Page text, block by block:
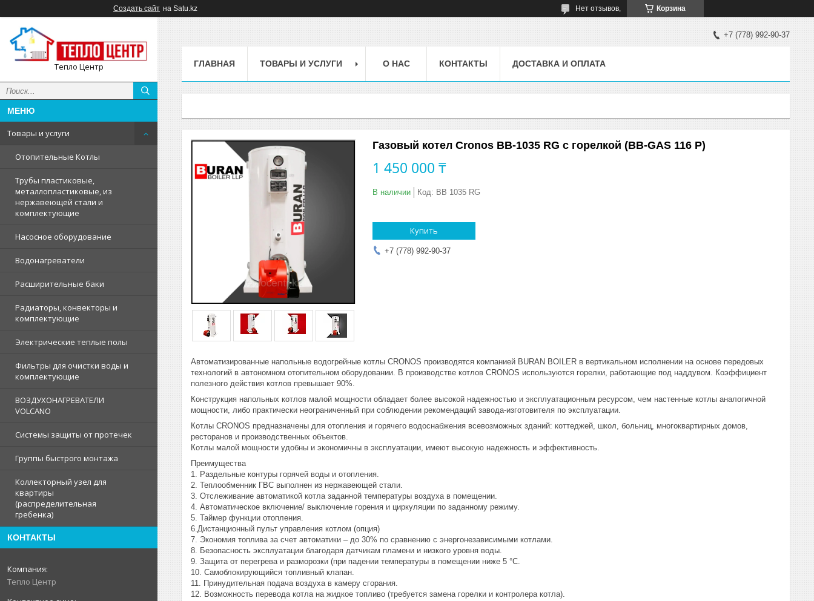
Создать сайт на Satu.kz Корзина
Нет отзывов,
Тепло Центр
Товары и услуги
Отопительные Котлы
Трубы пластиковые,
металлопластиковые, из
нержавеющей стали и
комплектующие
Насосное оборудование
Водонагреватели
Расширительные баки
Радиаторы, конвекторы и
комплектующие
Электрические теплые полы
Фильтры для очистки воды и
комплектующие
ВОЗДУХОНАГРЕВАТЕЛИ
VOLCANO
Системы защиты от протечек
Группы быстрого монтажа
Коллекторный узел для
квартиры
(распределительная
гребенка)
КОНТАКТЫ
Тепло Центр
+7 (778) 992-90-37
ГЛАВНАЯ ТОВАРЫ И УСЛУГИ О НАС КОНТАКТЫ ДОСТАВКА И ОПЛАТА
Газовый котел Cronos BB-1035 RG с горелкой (BB-GAS 116 P)
1 450 000 ₸
В наличии Код: BB 1035 RG
Купить
+7 (778) 992-90-37
Автоматизированные напольные водогрейные котлы CRONOS производятся компанией BURAN BOILER в вертикальном исполнении на основе передовых
технологий в автономном отопительном оборудовании. В производстве котлов CRONOS используются горелки, работающие под наддувом. Коэффициент
полезного действия котлов превышает 90%.
Конструкция напольных котлов малой мощности обладает более высокой надежностью и эксплуатационным ресурсом, чем настенные котлы аналогичной
мощности, либо практически неограниченный при соблюдении рекомендаций завода-изготовителя по эксплуатации.
Котлы CRONOS предназначены для отопления и горячего водоснабжения всевозможных зданий: коттеджей, школ, больниц, многоквартирных домов,
ресторанов и производственных объектов.
Котлы малой мощности удобны и экономичны в эксплуатации, имеют высокую надежность и эффективность.
Преимущества
1. Раздельные контуры горячей воды и отопления.
2. Теплообменник ГВС выполнен из нержавеющей стали.
3. Отслеживание автоматикой котла заданной температуры воздуха в помещении.
4. Автоматическое включение/ выключение горения и циркуляции по заданному режиму.
5. Таймер функции отопления.
6.Дистанционный пульт управления котлом (опция)
7. Экономия топлива за счет автоматики – до 30% по сравнению с энергонезависимыми котлами.
8. Безопасность эксплуатации благодаря датчикам пламени и низкого уровня воды.
9. Защита от перегрева и разморозки (при падении температуры в помещении ниже 5 °С.
10. Самоблокирующийся топливный клапан.
11. Принудительная подача воздуха в камеру сгорания.
12. Возможность перевода котла на жидкое топливо (требуется замена горелки и контролера котла).